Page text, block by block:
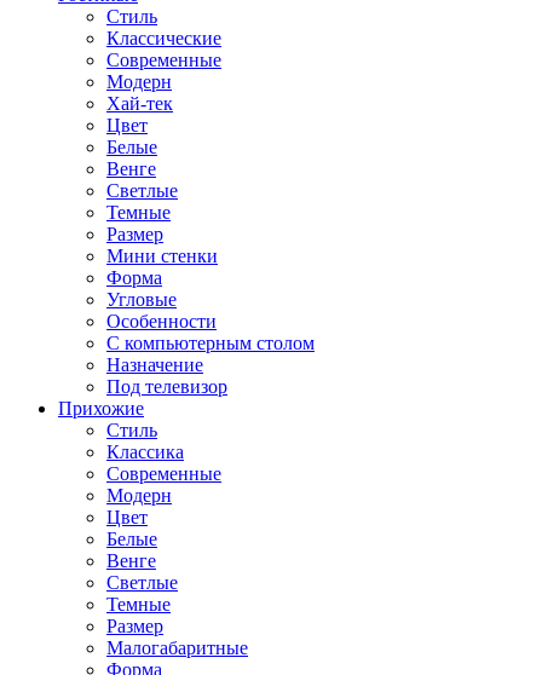
Стиль
Классические
Современные
Модерн
Хай-тек
Цвет
Белые
Венге
Светлые
Темные
Размер
Мини стенки
Форма
Угловые
Особенности
С компьютерным столом
Назначение
Под телевизор
Прихожие
Стиль
Классика
Современные
Модерн
Цвет
Белые
Венге
Светлые
Темные
Размер
Малогабаритные
Форма